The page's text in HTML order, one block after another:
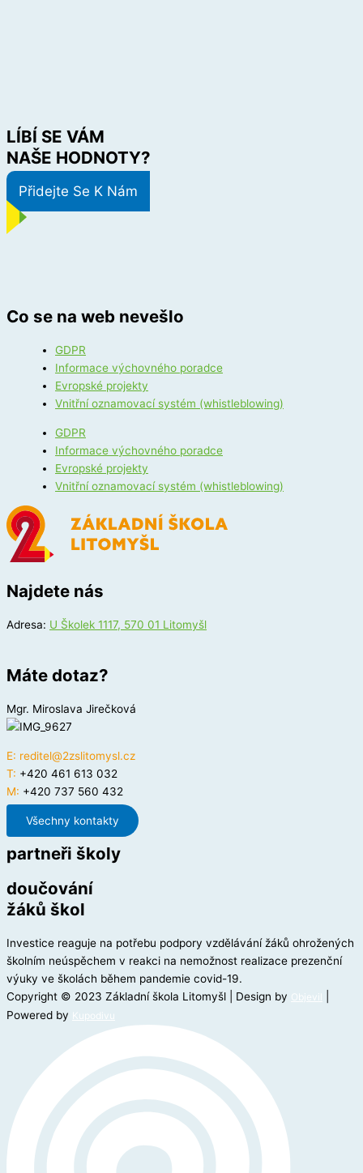
LÍBÍ SE VÁM
NAŠE HODNOTY?
Přidejte Se K Nám
Co se na web nevešlo
GDPR
Informace výchovného poradce
Evropské projekty
Vnitřní oznamovací systém (whistleblowing)
GDPR
Informace výchovného poradce
Evropské projekty
Vnitřní oznamovací systém (whistleblowing)
Najdete nás
Adresa: U Školek 1117, 570 01 Litomyšl
Máte dotaz?
Mgr. Miroslava Jirečková
E: reditel@2zslitomysl.cz
T: +420 461 613 032
M: +420 737 560 432
Všechny kontakty
partneři školy
doučování
žáků škol
Investice reaguje na potřebu podpory vzdělávání žáků ohrožených
školním neúspěchem v reakci na nemožnost realizace prezenční
výuky ve školách během pandemie covid-19.
Copyright © 2023 Základní škola Litomyšl | Design by Objevil
Powered by Kupodivu